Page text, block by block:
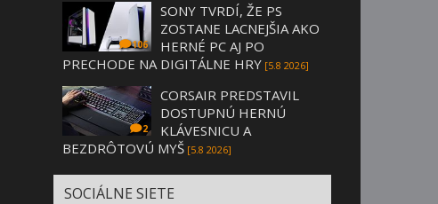
106
SONY TVRDÍ, ŽE PS
ZOSTANE LACNEJŠIA AKO
HERNÉ PC AJ PO
PRECHODE NA DIGITÁLNE HRY [5.8 2026]
2
CORSAIR PREDSTAVIL
DOSTUPNÚ HERNÚ
KLÁVESNICU A
BEZDRÔTOVÚ MYŠ [5.8 2026]
SOCIÁLNE SIETE